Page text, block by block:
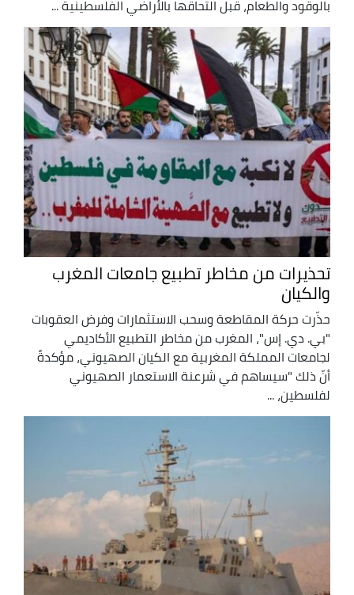
بالوقود والطعام، قبل التحاقها بالأراضي الفلسطينية ...
تحذيرات من مخاطر تطبيع جامعات المغرب
والكيان
حذّرت حركة المقاطعة وسحب الاستثمارات وفرض العقوبات
"بي. دي. إس"، المغرب من مخاطر التطبيع الأكاديمي
لجامعات المملكة المغربية مع الكيان الصهيوني، مؤكدةً
أنّ ذلك "سيساهم في شرعنة الاستعمار الصهيوني
لفلسطين، ...